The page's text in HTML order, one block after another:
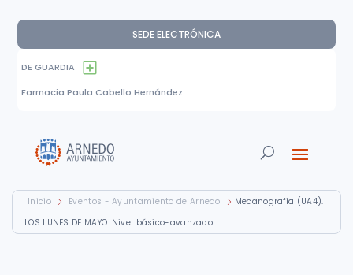
SEDE ELECTRÓNICA
DE GUARDIA
Farmacia Paula Cabello Hernández
Inicio Eventos - Ayuntamiento de Arnedo
Mecanografía (UA4).
LOS LUNES DE MAYO. Nivel básico-avanzado.